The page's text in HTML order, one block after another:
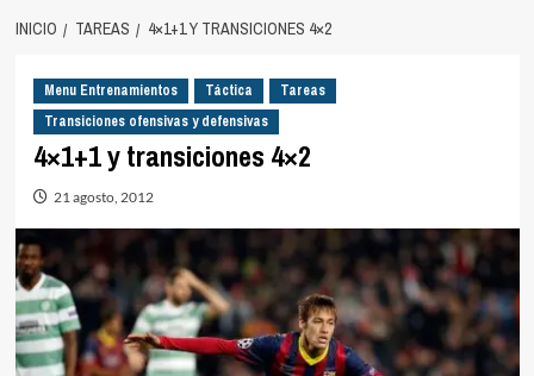
INICIO TAREAS 4×1+1 Y TRANSICIONES 4×2
Menu Entrenamientos Táctica
Tareas
Transiciones ofensivas y defensivas
4×1+1 y transiciones 4×2
21 agosto, 2012